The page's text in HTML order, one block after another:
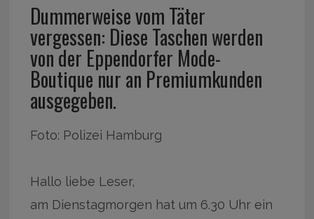
Dummerweise vom Täter
vergessen: Diese Taschen werden
von der Eppendorfer Mode-
Boutique nur an Premiumkunden
ausgegeben.
Foto: Polizei Hamburg
Hallo liebe Leser,
am Dienstagmorgen hat um 6.30 Uhr ein